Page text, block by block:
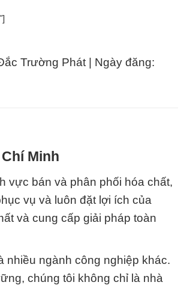
Trường Phát | Ngày đăng:
Minh
vực bán và phân phối hóa chất,
vụ và luôn đặt lợi ích của
và cung cấp giải pháp toàn
nhiều ngành công nghiệp khác.
chúng tôi không chỉ là nhà